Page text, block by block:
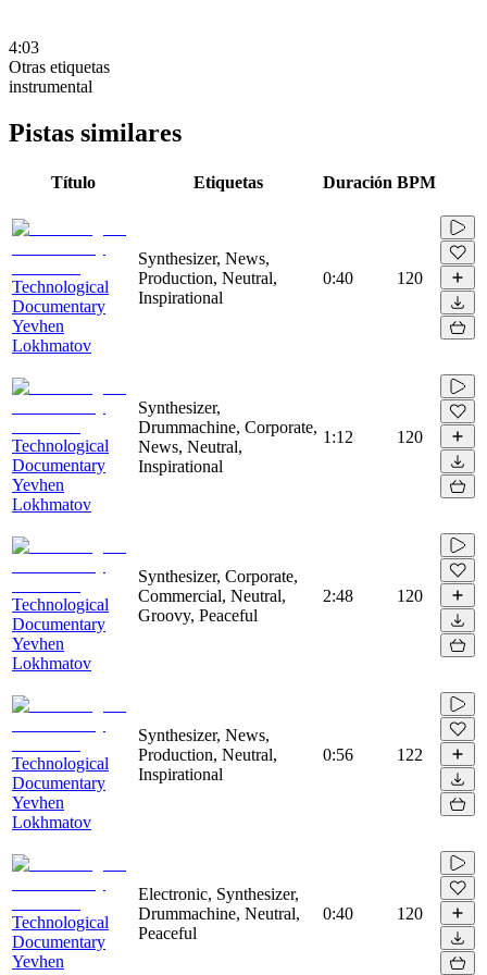
4:03
Otras etiquetas
instrumental
Pistas similares
Título Etiquetas Duración BPM
Technological
Documentary
Yevhen
Lokhmatov
Synthesizer, News,
Production, Neutral,
Inspirational
0:40 120
Technological
Documentary
Yevhen
Lokhmatov
Synthesizer,
Drummachine, Corporate,
News, Neutral,
Inspirational
1:12 120
Technological
Documentary
Yevhen
Lokhmatov
Synthesizer, Corporate,
Commercial, Neutral,
Groovy, Peaceful
2:48 120
Technological
Documentary
Yevhen
Lokhmatov
Synthesizer, News,
Production, Neutral,
Inspirational
0:56 122
Technological
Documentary
Yevhen
Electronic, Synthesizer,
Drummachine, Neutral,
Peaceful
0:40 120